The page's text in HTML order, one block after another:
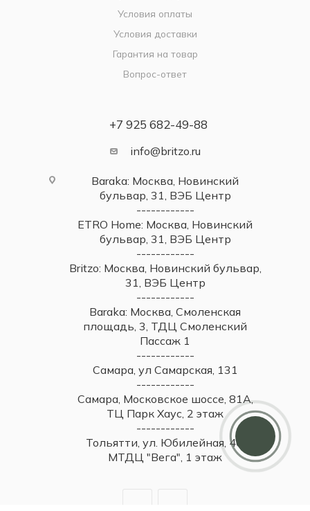
Условия оплаты
Условия доставки
Гарантия на товар
Вопрос-ответ
+7 925 682-49-88
info@britzo.ru
Baraka: Москва, Новинский
бульвар, 31, ВЭБ Центр
------------
ETRO Home: Москва, Новинский
бульвар, 31, ВЭБ Центр
------------
Britzo: Москва, Новинский бульвар,
31, ВЭБ Центр
------------
Baraka: Москва, Смоленская
площадь, 3, ТДЦ Смоленский
Пассаж 1
------------
Самара, ул Самарская, 131
------------
Самара, Московское шоссе, 81А,
ТЦ Парк Хаус, 2 этаж
------------
Тольятти, ул. Юбилейная, 40,
МТДЦ "Вега", 1 этаж
Дарим 5000 балов
Мы ценим своих клиентов и в качестве
благодарности зачисляем 5 000 бонусов за